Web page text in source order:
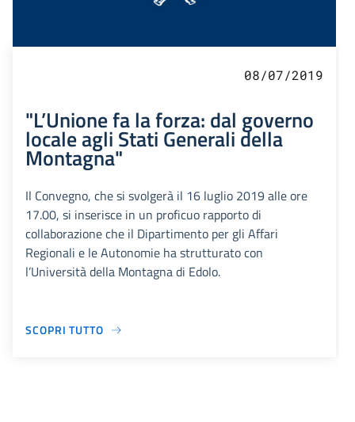
08/07/2019
"L’Unione fa la forza: dal governo
locale agli Stati Generali della
Montagna"
Il Convegno, che si svolgerà il 16 luglio 2019 alle ore
17.00, si inserisce in un proficuo rapporto di
collaborazione che il Dipartimento per gli Affari
Regionali e le Autonomie ha strutturato con
l’Università della Montagna di Edolo.
SCOPRI TUTTO